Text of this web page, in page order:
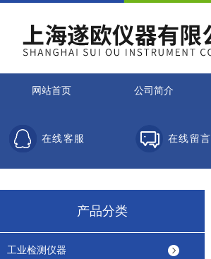
网站首页 公司简介
在线客服 在线留言
产品分类
工业检测仪器